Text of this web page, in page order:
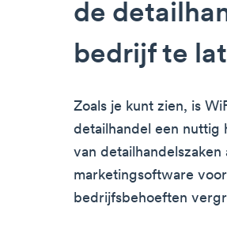
de
bedrijf te
Zoals je kunt zien, is
detailhandel een nuttig
van
marketingsoftware
bedrijfsbehoeften